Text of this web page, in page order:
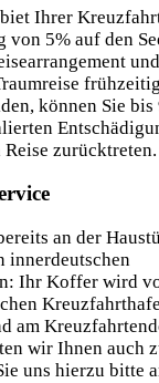
Ihrer
von 5% auf den
und
können Sie bis
zurücktreten.
an der
innerdeutschen
Ihr Koffer wird
am
wir Ihnen auch
uns hierzu bitte